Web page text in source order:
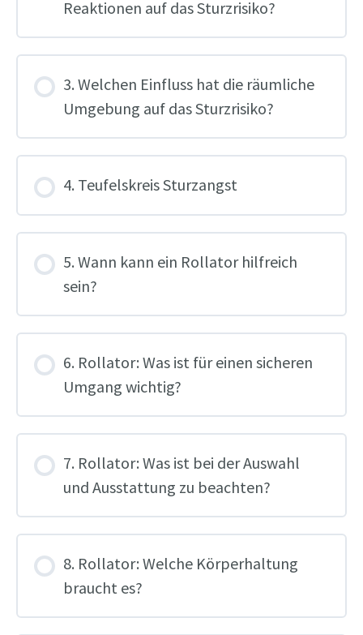
Reaktionen auf das Sturzrisiko?
3. Welchen Einfluss hat die räumliche
Umgebung auf das Sturzrisiko?
4. Teufelskreis Sturzangst
5. Wann kann ein Rollator hilfreich
sein?
6. Rollator: Was ist für einen sicheren
Umgang wichtig?
7. Rollator: Was ist bei der Auswahl
und Ausstattung zu beachten?
8. Rollator: Welche Körperhaltung
braucht es?